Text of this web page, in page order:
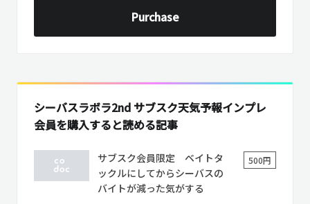
Purchase
シーバスラボラ2nd サブスク天気予報インプレ
会員を購入すると読める記事
サブスク会員限定 ベイトタ
ックルにしてからシーバスの
バイトが減った気がする
500円